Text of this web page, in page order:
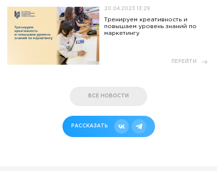
20.04.2023 13:29
Тренируем креативность и
повышаем уровень знаний по
маркетингу
ПЕРЕЙТИ
ВСЕ НОВОСТИ
РАССКАЗАТЬ